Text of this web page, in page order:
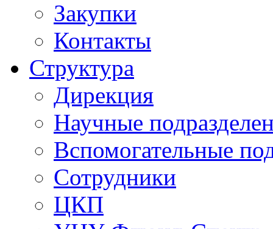
Закупки
Контакты
Структура
Дирекция
Научные
Вспомогательные
Сотрудники
ЦКП